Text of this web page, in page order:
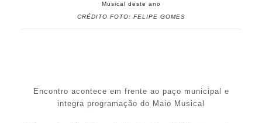
Musical deste ano
CRÉDITO FOTO: FELIPE GOMES
Encontro acontece em frente ao paço municipal e
integra programação do Maio Musical